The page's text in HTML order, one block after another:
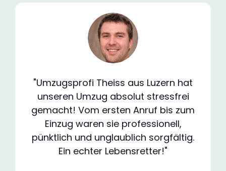
"Umzugsprofi Theiss aus Luzern hat
unseren Umzug absolut stressfrei
gemacht! Vom ersten Anruf bis zum
Einzug waren sie professionell,
pünktlich und unglaublich sorgfältig.
Ein echter Lebensretter!"